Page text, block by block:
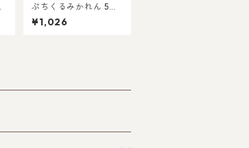
ぷちくるみかれん 5個
入
¥1,026